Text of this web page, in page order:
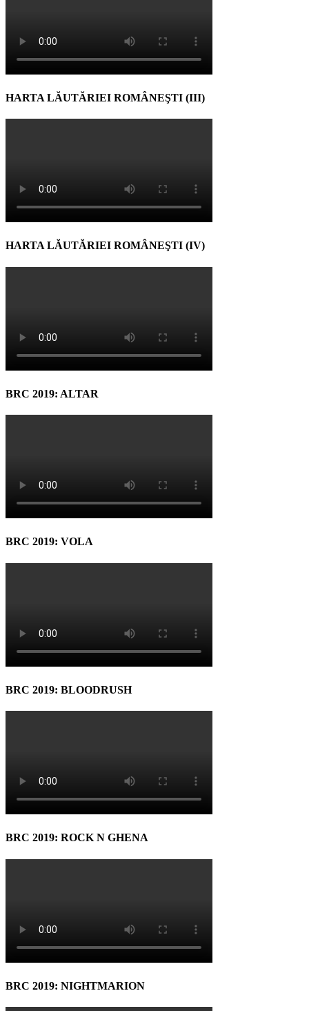
HARTA LĂUTĂRIEI ROMÂNEŞTI (III)
HARTA LĂUTĂRIEI ROMÂNEŞTI (IV)
BRC 2019: ALTAR
BRC 2019: VOLA
BRC 2019: BLOODRUSH
BRC 2019: ROCK N GHENA
BRC 2019: NIGHTMARION